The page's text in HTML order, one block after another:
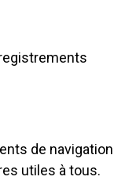
de navigation
utiles à tous.